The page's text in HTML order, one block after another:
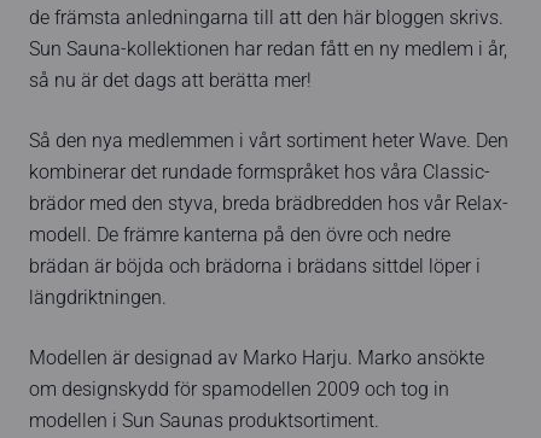
de främsta anledningarna till att den här bloggen skrivs.
Sun Sauna-kollektionen har redan fått en ny medlem i år,
så nu är det dags att berätta mer!
Så den nya medlemmen i vårt sortiment heter Wave. Den
kombinerar det rundade formspråket hos våra Classic-
brädor med den styva, breda brädbredden hos vår Relax-
modell. De främre kanterna på den övre och nedre
brädan är böjda och brädorna i brädans sittdel löper i
längdriktningen.
Modellen är designad av Marko Harju. Marko ansökte
om designskydd för spamodellen 2009 och tog in
modellen i Sun Saunas produktsortiment.